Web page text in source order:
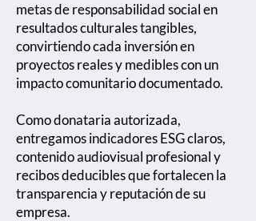
metas de responsabilidad social en
resultados culturales tangibles,
convirtiendo cada inversión en
proyectos reales y medibles con un
impacto comunitario documentado.
Como donataria autorizada,
entregamos indicadores ESG claros,
contenido audiovisual profesional y
recibos deducibles que fortalecen la
transparencia y reputación de su
empresa.